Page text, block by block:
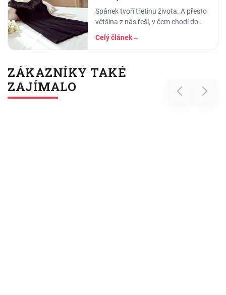
Spánek tvoří třetinu života. A přesto
většina z nás řeší, v čem chodí do
práce, do divadla nebo na rande, ale
to, v čem stráví těch osm hodin…
Celý článek→
ZÁKAZNÍKY TAKÉ
ZAJÍMALO
Previous Next